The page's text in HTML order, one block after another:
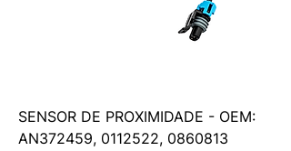
SENSOR DE PROXIMIDADE - OEM:
AN372459, 0112522, 0860813